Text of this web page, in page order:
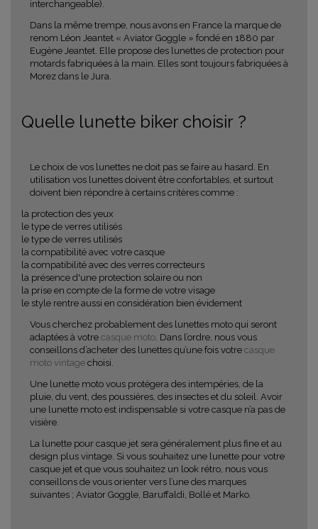
interchangeable).
Dans la même trempe, nous avons en France la marque de
renom Léon Jeantet « Aviator Goggle » fondé en 1880 par
Eugène Jeantet. Elle propose des lunettes de protection pour
motards fabriquées à la main. Elles sont toujours fabriquées à
Morez dans le Jura.
Quelle lunette biker choisir ?
Le choix de vos lunettes ne doit pas se faire au hasard. En
utilisation vos lunettes doivent être confortables, et surtout
doivent bien répondre à certains critères comme :
la protection des yeux
le type de verres utilisés
le type de verres utilisés
la compatibilité avec votre casque
la compatibilité avec des verres correcteurs
la présence d'une protection solaire ou non
la prise en compte de la forme de votre visage
le style rentre aussi en considération bien évidement
Vous cherchez probablement des lunettes moto qui seront
adaptées à votre casque moto . Dans l’ordre, nous vous
conseillons d’acheter des lunettes qu’une fois votre casque
moto vintage choisi.
Une lunette moto vous protégera des intempéries, de la
pluie, du vent, des poussières, des insectes et du soleil. Avoir
une lunette moto est indispensable si votre casque n’a pas de
visière.
La lunette pour casque jet sera généralement plus fine et au
design plus vintage. Si vous souhaitez une lunette pour votre
casque jet et que vous souhaitez un look rétro, nous vous
conseillons de vous orienter vers l’une des marques
suivantes ; Aviator Goggle, Baruffaldi, Bollé et Marko.